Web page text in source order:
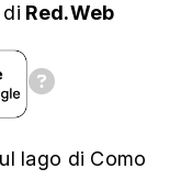
di Red.Web
lago di Como